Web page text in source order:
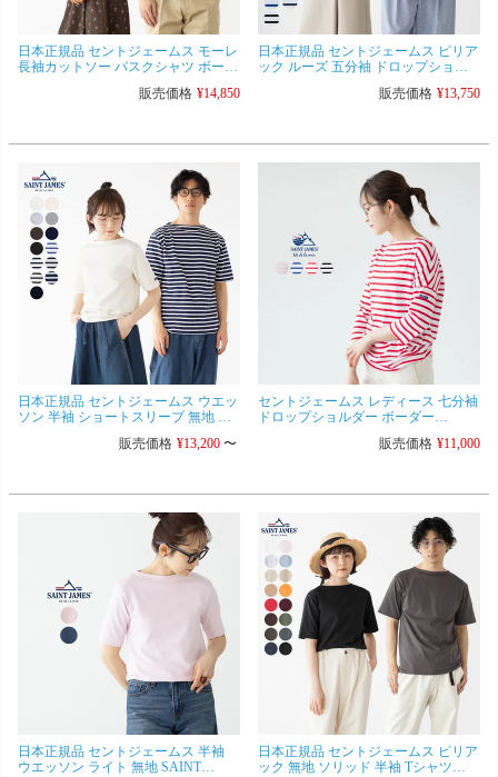
日本正規品 セントジェームス モーレ
長袖カットソー バスクシャツ ボート
ュラーフィット メンズ レディース
販売価格 ¥14,850
日本正規品 セントジェームス ピリア
ック ルーズ 五分袖 ドロップショル
トソー ボーダー 無地販売価格 ¥13,750
日本正規品 セントジェームス ウエッ
ソン 半袖 ショートスリーブ 無地 ボ
OUESSANT 03JC1325 レギュラーフ
販売価格 ¥13,200 〜
セントジェームス レディース 七分袖
ドロップショルダー ボーダー
販売価格 ¥11,000
日本正規品 セントジェームス 半袖
ウエッソン ライト 無地 SAINT
日本正規品 セントジェームス ピリア
ック 無地 ソリッド 半袖 Tシャツ